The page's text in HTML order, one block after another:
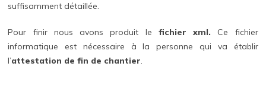
suffisamment détaillée.
Pour finir nous avons produit le fichier xml. Ce fichier
informatique est nécessaire à la personne qui va établir
l’attestation de fin de chantier.